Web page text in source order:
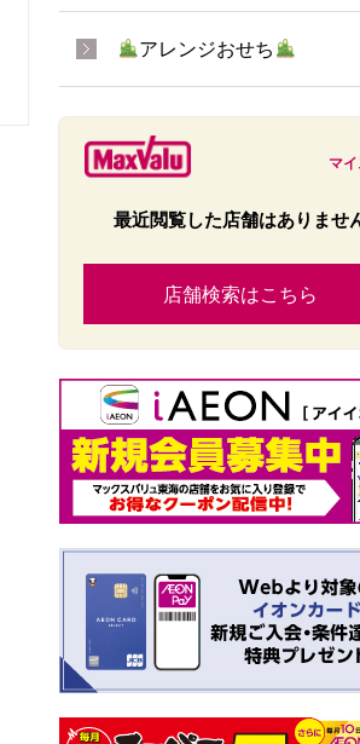
アレンジおせち
マ
最近閲覧した店舗はありませ
店舗検索はこちら